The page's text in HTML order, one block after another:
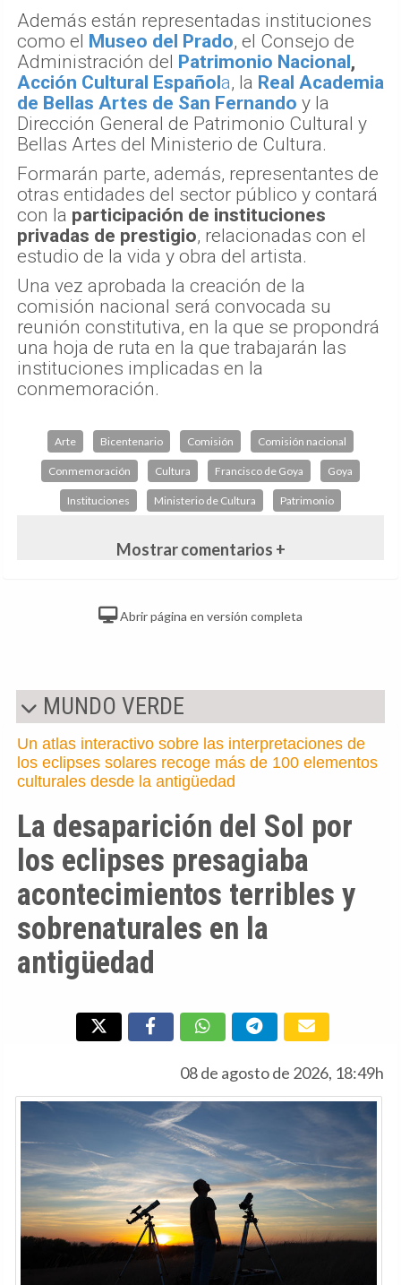
Además están representadas instituciones
como el
Museo del Prado, el Consejo de
Administración del
Patrimonio Nacional ,
Acción Cultural Español a, la Real Academia
de Bellas Artes de San Fernando y la
Dirección General de Patrimonio Cultural y
Bellas Artes del Ministerio de Cultura.
Formarán parte, además, representantes de
otras entidades del sector público y contará
con la participación de instituciones
privadas de prestigio, relacionadas con el
estudio de la vida y obra del artista.
Una vez aprobada la creación de la
comisión nacional será convocada su
reunión constitutiva, en la que se propondrá
una hoja de ruta en la que trabajarán las
instituciones implicadas en la
conmemoración.
Arte Bicentenario Comisión Comisión nacional
Conmemoración Cultura Francisco de Goya Goya
Instituciones Ministerio de Cultura Patrimonio
Mostrar comentarios +
Abrir página en versión completa
MUNDO VERDE
Un atlas interactivo sobre las interpretaciones de
los eclipses solares recoge más de 100 elementos
culturales desde la antigüedad
La desaparición del Sol por
los eclipses presagiaba
acontecimientos terribles y
sobrenaturales en la
antigüedad
08 de agosto de 2026, 18:49h